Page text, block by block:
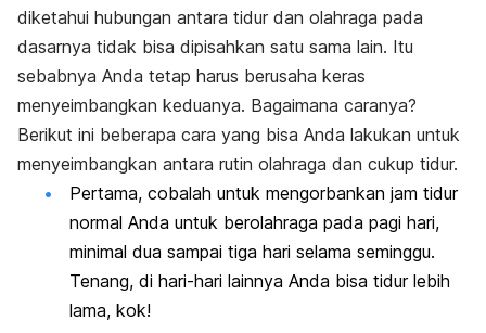
diketahui hubungan antara tidur dan olahraga pada
dasarnya tidak bisa dipisahkan satu sama lain. Itu
sebabnya Anda tetap harus berusaha keras
menyeimbangkan keduanya. Bagaimana caranya?
Berikut ini beberapa cara yang bisa Anda lakukan untuk
menyeimbangkan antara rutin olahraga dan cukup tidur.
Pertama, cobalah untuk mengorbankan jam tidur
normal Anda untuk berolahraga pada pagi hari,
minimal dua sampai tiga hari selama seminggu.
Tenang, di hari-hari lainnya Anda bisa tidur lebih
lama, kok!